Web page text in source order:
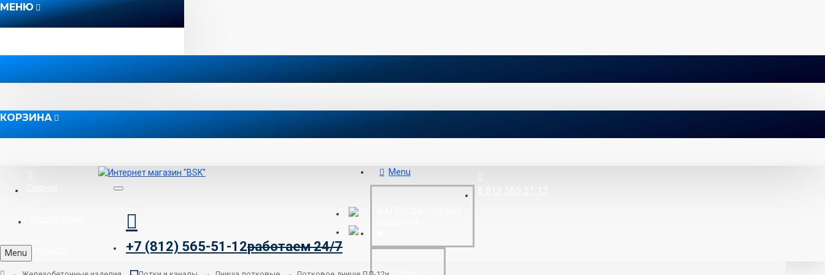
МЕНЮ
КОРЗИНА
+7 (812) 565-51-12работаем 24/7
Menu
БИТУМНЫЕ
Menu